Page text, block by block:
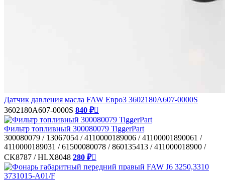
Датчик давления масла FAW Евро3 3602180A607-0000S
3602180A607-0000S 840 ₽
Фильтр топливный 300080079 TiggerPart
300080079 / 13067054 / 4110000189006 / 41100001890061 /
4110000189031 / 61500080078 / 860135413 / 411000018900 /
CK8787 / HLX8048 280 ₽